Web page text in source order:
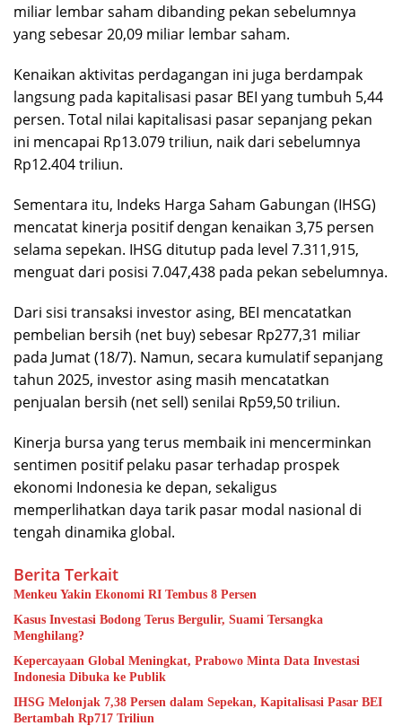
miliar lembar saham dibanding pekan sebelumnya
yang sebesar 20,09 miliar lembar saham.
Kenaikan aktivitas perdagangan ini juga berdampak
langsung pada kapitalisasi pasar BEI yang tumbuh 5,44
persen. Total nilai kapitalisasi pasar sepanjang pekan
ini mencapai Rp13.079 triliun, naik dari sebelumnya
Rp12.404 triliun.
Sementara itu, Indeks Harga Saham Gabungan (IHSG)
mencatat kinerja positif dengan kenaikan 3,75 persen
selama sepekan. IHSG ditutup pada level 7.311,915,
menguat dari posisi 7.047,438 pada pekan sebelumnya.
Dari sisi transaksi investor asing, BEI mencatatkan
pembelian bersih (net buy) sebesar Rp277,31 miliar
pada Jumat (18/7). Namun, secara kumulatif sepanjang
tahun 2025, investor asing masih mencatatkan
penjualan bersih (net sell) senilai Rp59,50 triliun.
Kinerja bursa yang terus membaik ini mencerminkan
sentimen positif pelaku pasar terhadap prospek
ekonomi Indonesia ke depan, sekaligus
memperlihatkan daya tarik pasar modal nasional di
tengah dinamika global.
Berita Terkait
Menkeu Yakin Ekonomi RI Tembus 8 Persen
Kasus Investasi Bodong Terus Bergulir, Suami Tersangka
Menghilang?
Kepercayaan Global Meningkat, Prabowo Minta Data Investasi
Indonesia Dibuka ke Publik
IHSG Melonjak 7,38 Persen dalam Sepekan, Kapitalisasi Pasar BEI
Bertambah Rp717 Triliun